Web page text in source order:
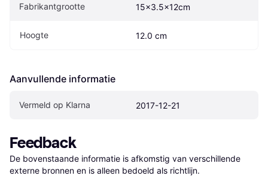
Fabrikantgrootte 15x3.5x12cm
Hoogte 12.0 cm
Aanvullende informatie
Vermeld op Klarna 2017-12-21
Feedback
De bovenstaande informatie is afkomstig van verschillende
externe bronnen en is alleen bedoeld als richtlijn.